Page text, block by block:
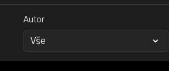
Autor